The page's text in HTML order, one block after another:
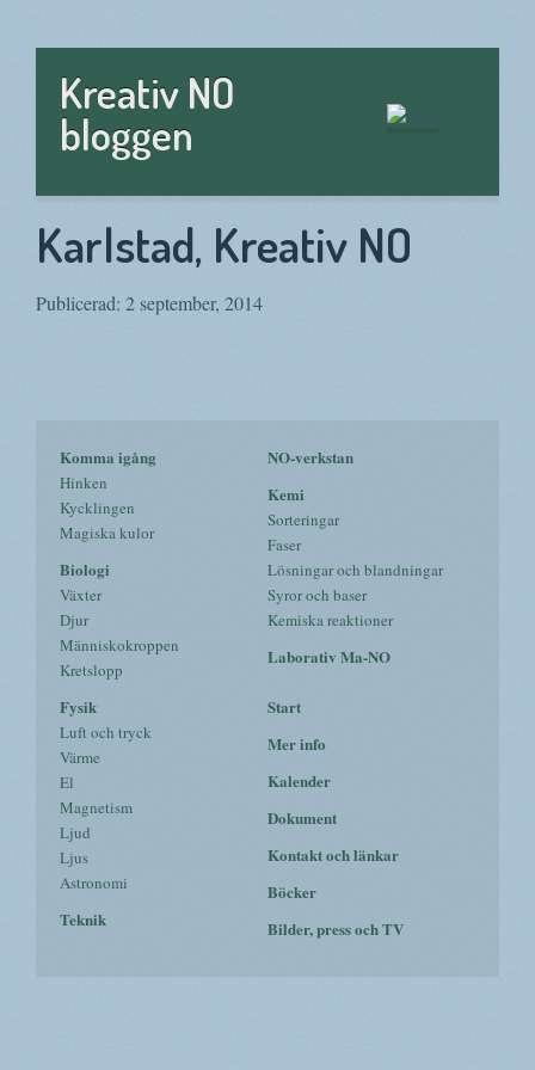
Kreativ NO
bloggen
Karlstad, Kreativ NO
Publicerad: 2 september, 2014
Komma igång
Hinken
Kycklingen
Magiska kulor
Biologi
Växter
Djur
Människokroppen
Kretslopp
NO-verkstan
Kemi
Sorteringar
Faser
Lösningar och blandningar
Syror och baser
Kemiska reaktioner
Laborativ Ma-NO
Fysik
Luft och tryck
Värme
El
Magnetism
Ljud
Ljus
Astronomi
Teknik
Start
Mer info
Kalender
Dokument
Kontakt och länkar
Böcker
Bilder, press och TV